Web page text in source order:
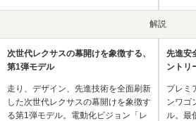
解説
次世代レクサスの幕開けを象徴する、
第1弾モデル
走り、デザイン、先進技術を全面刷新
した次世代レクサスの幕開けを象徴す
る第1弾モデル。電動化ビジョン「レ
先進安
ントリ
プレミ
ンワゴ
ル。最